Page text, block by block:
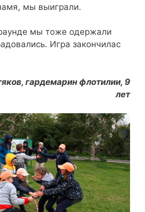
мы выиграли.
мы тоже одержали
Игра закончилас
гардемарин флотилии, 9
лет